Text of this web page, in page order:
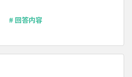
# 回答内容